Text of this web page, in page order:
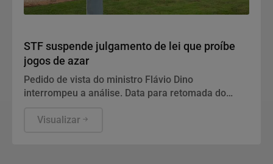
STF suspende julgamento de lei que proíbe
jogos de azar
Pedido de vista do ministro Flávio Dino
interrompeu a análise. Data para retomada do
Visualizar